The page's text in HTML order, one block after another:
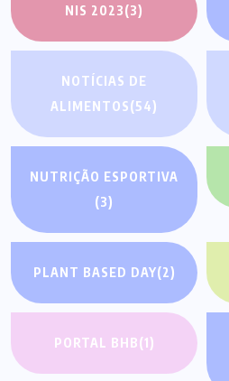
NIS 2023(3)
NOTÍCIAS DE
ALIMENTOS(54)
NUTRIÇÃO ESPORTIVA
(3)
PLANT BASED DAY(2)
PORTAL BHB(1)